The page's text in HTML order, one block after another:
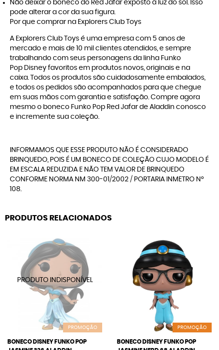
Não deixar o boneco do Red Jafar exposto à luz do sol. Isso
pode alterar a cor da sua figura.
Por que comprar na Explorers Club Toys
A Explorers Club Toys é uma empresa com 5 anos de
mercado e mais de 10 mil clientes atendidos, e sempre
trabalhando com seus personagens da linha Funko
Pop Disney favoritos em produtos novos, originais e na
caixa. Todos os produtos são cuidadosamente embalados,
e todos os pedidos são acompanhados para que chegue
em suas mãos com garantia e satisfação. Compre agora
mesmo o boneco Funko Pop Red Jafar de Aladdin conosco
e incremente sua coleção.
INFORMAMOS QUE ESSE PRODUTO NÃO É CONSIDERADO
BRINQUEDO, POIS É UM BONECO DE COLEÇÃO CUJO MODELO É
EM ESCALA REDUZIDA E NÃO TEM VALOR DE BRINQUEDO
CONFORME NORMA NM 300-01/2002 / PORTARIA INMETRO Nº
108.
PRODUTOS RELACIONADOS
PROMOÇÃO
BONECO DISNEY FUNKO POP
PROMOÇÃO
BONECO DISNEY FUNKO POP